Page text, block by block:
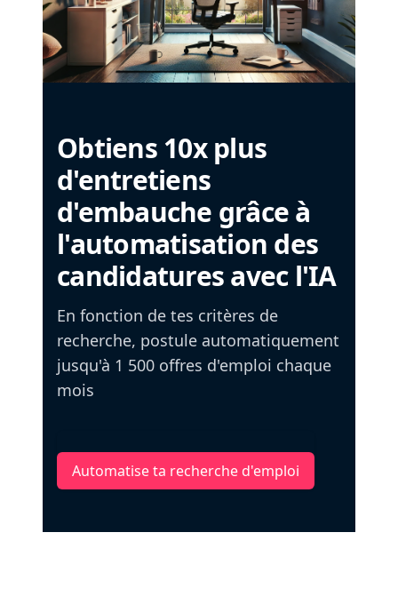
Obtiens 10x plus
d'entretiens
d'embauche grâce à
l'automatisation des
candidatures avec l'IA
En fonction de tes critères de
recherche, postule automatiquement
jusqu'à 1 500 offres d'emploi chaque
mois
Automatise ta recherche d'emploi